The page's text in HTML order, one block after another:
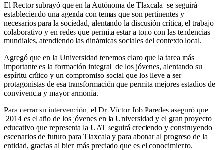
El Rector subrayó que en la Autónoma de Tlaxcala se seguirá
estableciendo una agenda con temas que son pertinentes y
necesarios para la sociedad, alentando la discusión crítica, el trabajo
colaborativo y en redes que permita estar a tono con las tendencias
mundiales, atendiendo las dinámicas sociales del contexto local.
Agregó que en la Universidad tenemos claro que la tarea más
importante es la formación integral de los jóvenes, alentando su
espíritu crítico y un compromiso social que los lleve a ser
protagonistas de esa transformación que permita mejores estadios de
convivencia y mayor armonía.
Para cerrar su intervención, el Dr. Víctor Job Paredes aseguró que
2014 es el año de los jóvenes en la Universidad y el gran proyecto
educativo que representa la UAT seguirá creciendo y construyendo
escenarios de futuro para Tlaxcala y para abonar al progreso de la
entidad, gracias al bien más preciado que es el conocimiento.